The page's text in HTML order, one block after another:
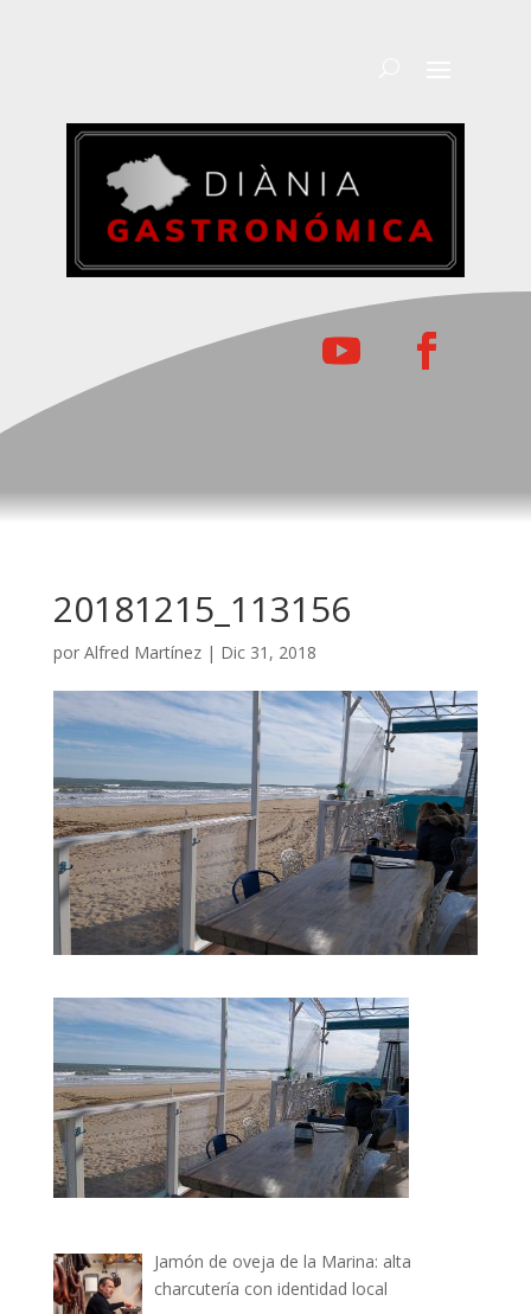
20181215_113156
por Alfred Martínez| Dic 31, 2018
Jamón de oveja de la Marina: alta
charcutería con identidad local